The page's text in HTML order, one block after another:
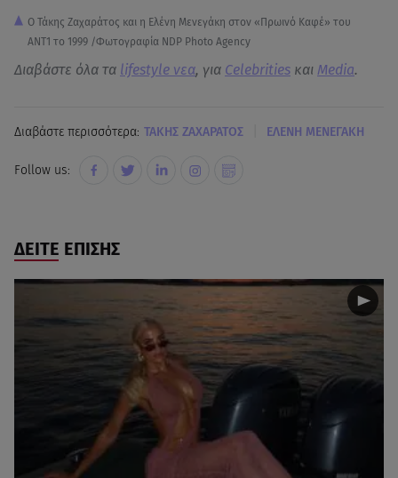
Ο Τάκης Ζαχαράτος και η Ελένη Μενεγάκη στον «Πρωινό Καφέ» του
ΑΝΤ1 το 1999 /Φωτογραφία NDP Photo Agency
Διαβάστε όλα τα lifestyle νεα, για Celebrities και Media.
Διαβάστε περισσότερα: ΤΑΚΗΣ ΖΑΧΑΡΑΤΟΣ ΕΛΕΝΗ ΜΕΝΕΓΑΚΗ
Follow us:
ΔΕΙΤΕ ΕΠΙΣΗΣ